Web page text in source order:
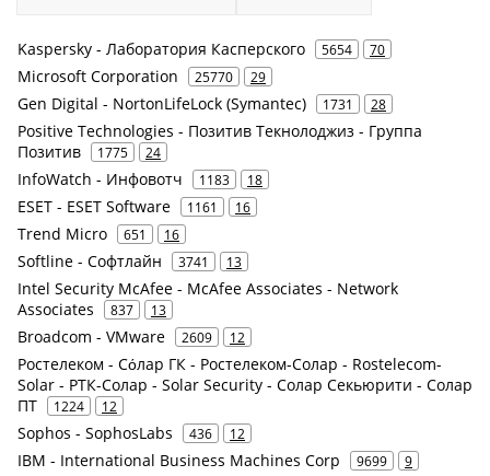
Kaspersky - Лаборатория Касперского 5654 70
Microsoft Corporation 25770 29
Gen Digital - NortonLifeLock (Symantec) 1731 28
Positive Technologies - Позитив Текнолоджиз - Группа
Позитив
1775 24
InfoWatch - Инфовотч 1183 18
ESET - ESET Software 1161 16
Trend Micro 651 16
Softline - Софтлайн 3741 13
Intel Security McAfee - McAfee Associates - Network
Associates
837 13
Broadcom - VMware 2609 12
Ростелеком - Сόлар ГК - Ростелеком-Солар - Rostelecom-
Solar - РТК-Солар - Solar Security - Солар Секьюрити - Солар
ПТ
1224 12
Sophos - SophosLabs 436 12
IBM - International Business Machines Corp 9699 9